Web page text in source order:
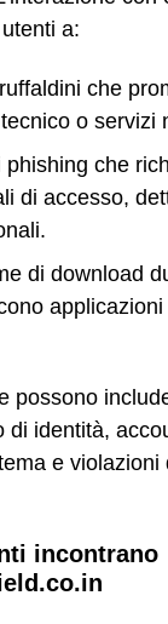
a:
che
o servizi
phishing che
di accesso,
di download
possono
di identità,
e violazioni
incontrano